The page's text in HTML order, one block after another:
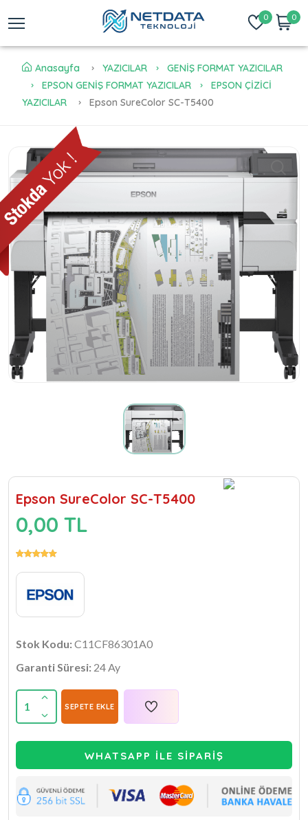
0 0
Anasayfa YAZICILAR
GENİŞ FORMAT YAZICILAR
EPSON GENİŞ FORMAT YAZICILAR
EPSON ÇİZİCİ
YAZICILAR
Epson SureColor SC-T5400
Epson SureColor SC-T5400
0,00 TL
Stok Kodu:C11CF86301A0
Garanti Süresi: 24 Ay
1 SEPETE EKLE
WHATSAPP İLE SİPARİŞ